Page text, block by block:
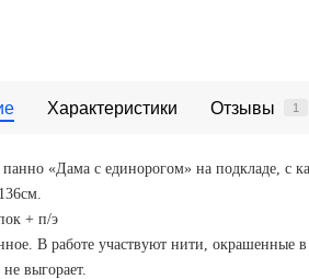
Характеристики Отзывы 1
панно «Дама с единорогом» на подкладе, с
+ п/э
В работе участвуют нити, окрашенные в
выгорает.